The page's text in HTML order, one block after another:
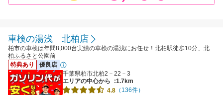
車検の湯浅 北柏店
柏市の車検は年間8,000台実績の車検の湯浅にお任せ！北柏駅徒歩10分、北
柏ふるさと公園前
特典あり
優良店
千葉県柏市北柏2－22－3
エリアの中心から
:1.7km
4.8 （136件）